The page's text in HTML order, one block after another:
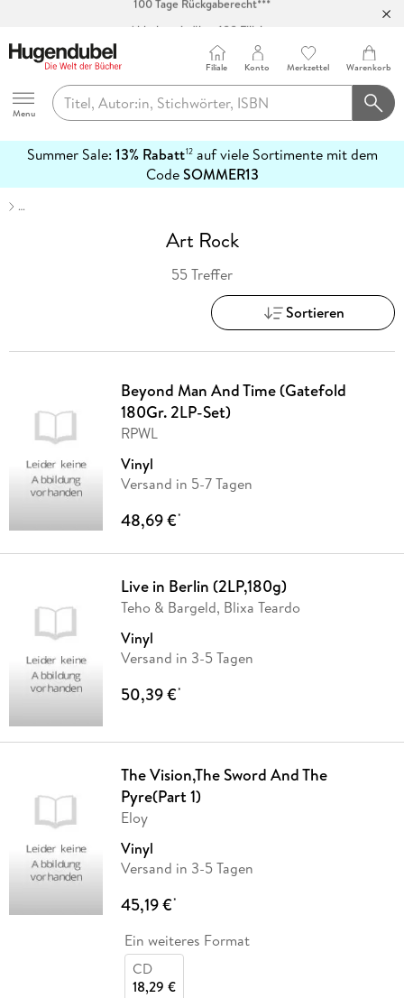
Abholung in über 100 Filialen
Hugendubel
Menu
Filiale Konto Merkzettel Warenkorb
Summer Sale: 13% Rabatt12auf viele Sortimente mit dem
CodeSOMMER13
erfahren
…
Art Rock
55 Treffer
Sortieren
Beyond Man And Time (Gatefold
180Gr. 2LP-Set)
RPWL
Vinyl
Versand in 5-7 Tagen
48,69 €*
Live in Berlin (2LP,180g)
Teho & Bargeld, Blixa Teardo
Vinyl
Versand in 3-5 Tagen
50,39 €*
The Vision,The Sword And The
Pyre(Part 1)
Eloy
Vinyl
Versand in 3-5 Tagen
45,19 €*
Ein weiteres Format
CD
18,29 €